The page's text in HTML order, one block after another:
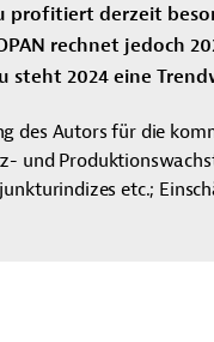
derzeit
rechnet jedoch
steht 2024 eine
des Autors für die
und
etc.;